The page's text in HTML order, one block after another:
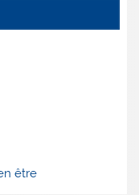
être